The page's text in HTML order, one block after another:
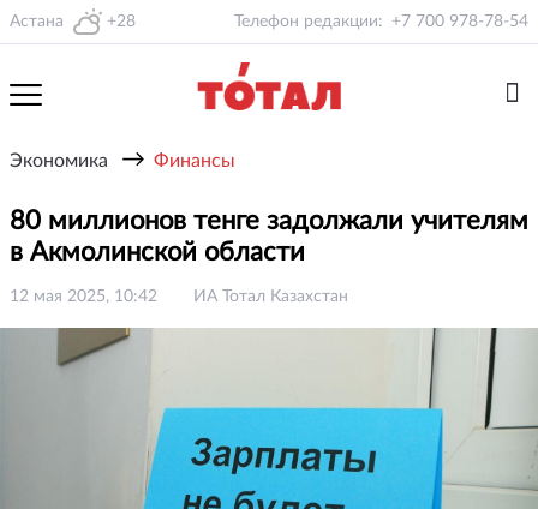
Астана +28 Телефон редакции: +7 700 978-78-54
Экономика → Финансы
80 миллионов тенге задолжали учителям
в Акмолинской области
12 мая 2025, 10:42 ИА Тотал Казахстан